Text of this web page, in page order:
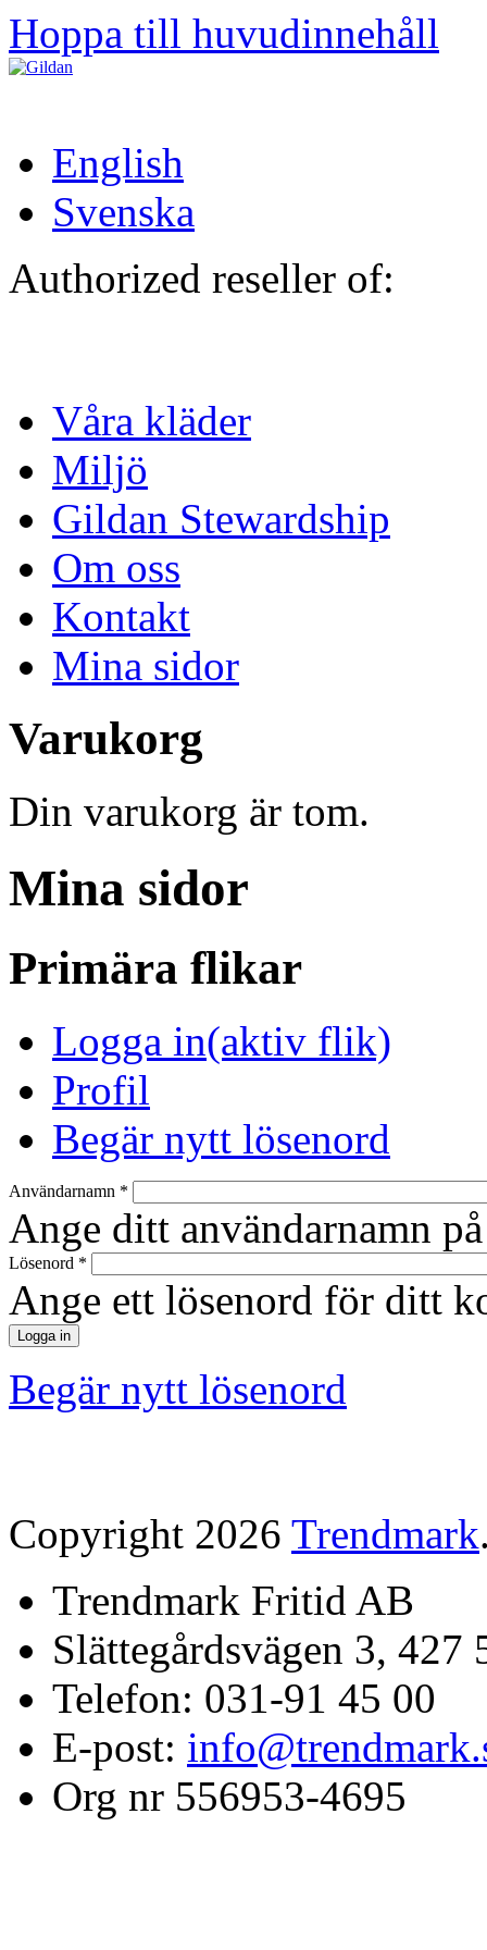
Hoppa till huvudinnehåll
English
Svenska
Authorized reseller of:
Våra kläder
Miljö
Gildan Stewardship
Om oss
Kontakt
Mina sidor
Varukorg
Din varukorg är tom.
Mina sidor
Primära flikar
Logga in(aktiv flik)
Profil
Begär nytt lösenord
Användarnamn *
Ange ditt användarnamn
Lösenord *
Ange ett lösenord för ditt
Begär nytt lösenord
Copyright 2026 Trendmark
Trendmark Fritid AB
Slättegårdsvägen 3,
Telefon: 031-91 45 00
E-post:
Org nr 556953-4695